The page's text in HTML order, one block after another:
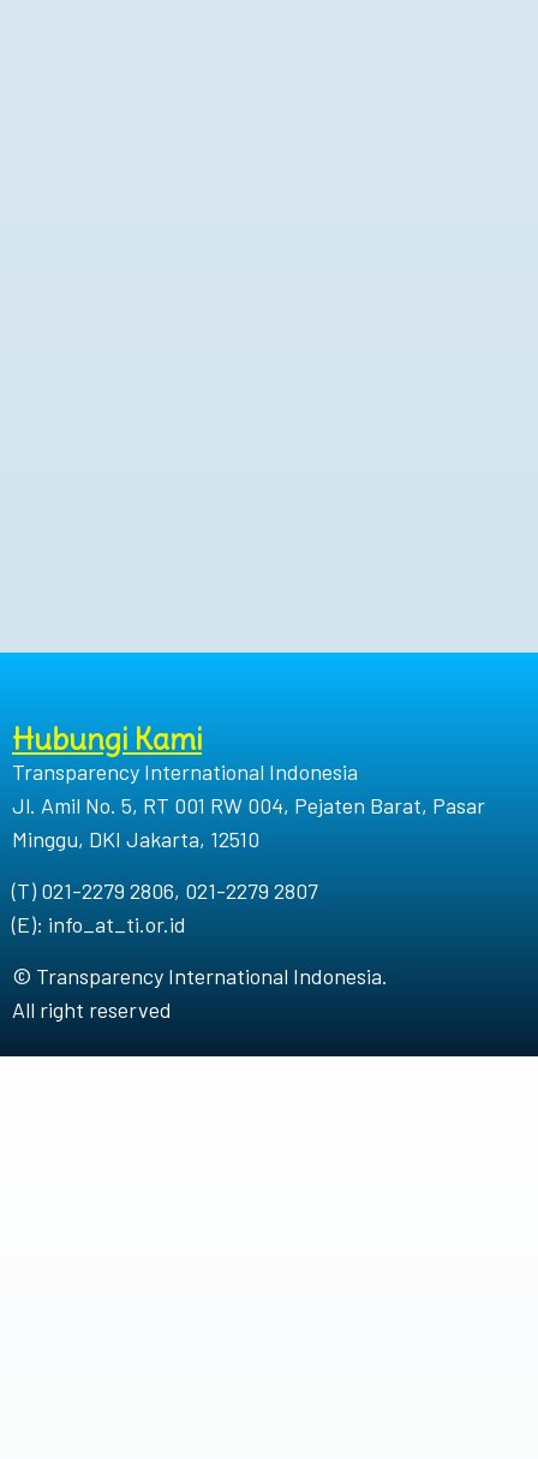
Hubungi Kami
Transparency International Indonesia
Jl. Amil No. 5, RT 001 RW 004, Pejaten Barat, Pasar
Minggu, DKI Jakarta, 12510
(T) 021-2279 2806, 021-2279 2807
(E): info_at_ti.or.id
© Transparency International Indonesia.
All right reserved